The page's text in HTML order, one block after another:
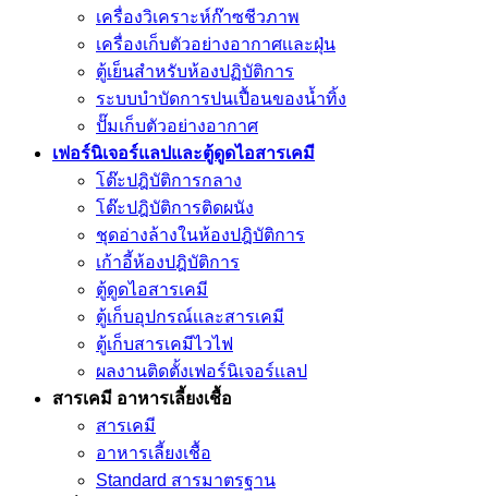
เครื่องวิเคราะห์ก๊าซชีวภาพ
เครื่องเก็บตัวอย่างอากาศเเละฝุ่น
ตู้เย็นสำหรับห้องปฏิบัติการ
ระบบบำบัดการปนเปื้อนของน้ำทิ้ง
ปั๊มเก็บตัวอย่างอากาศ
เฟอร์นิเจอร์แลปและตู้ดูดไอสารเคมี
โต๊ะปฎิบัติการกลาง
โต๊ะปฎิบัติการติดผนัง
ชุดอ่างล้างในห้องปฎิบัติการ
เก้าอี้ห้องปฎิบัติการ
ตู้ดูดไอสารเคมี
ตู้เก็บอุปกรณ์เเละสารเคมี
ตู้เก็บสารเคมีไวไฟ
ผลงานติดตั้งเฟอร์นิเจอร์เเลป
สารเคมี อาหารเลี้ยงเชื้อ
สารเคมี
อาหารเลี้ยงเชื้อ
Standard สารมาตรฐาน